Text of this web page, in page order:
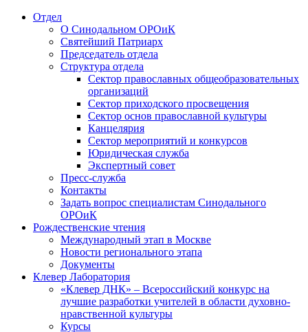
Отдел
О Синодальном ОРОиК
Святейший Патриарх
Председатель отдела
Структура отдела
Сектор православных общеобразовательных
организаций
Сектор приходского просвещения
Сектор основ православной культуры
Канцелярия
Сектор мероприятий и конкурсов
Юридическая служба
Экспертный совет
Пресс-служба
Контакты
Задать вопрос специалистам Синодального
ОРОиК
Рождественские чтения
Международный этап в Москве
Новости регионального этапа
Документы
Клевер Лаборатория
«Клевер ДНК» – Всероссийский конкурс на
лучшие разработки учителей в области духовно-
нравственной культуры
Курсы